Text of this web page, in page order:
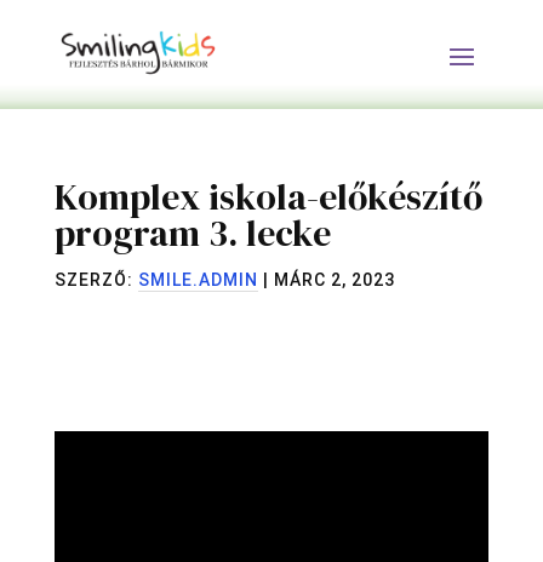
Komplex iskola-előkészítő
program 3. lecke
SZERZŐ: SMILE.ADMIN MÁRC 2, 2023